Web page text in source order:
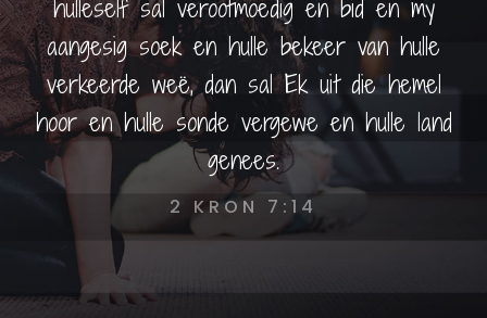
hulleself sal verootmoedig en bid en my
aangesig soek en hulle bekeer van hulle
verkeerde weë, dan sal Ek uit die hemel
hoor en hulle sonde vergewe en hulle land
genees.
2 KRON 7:14